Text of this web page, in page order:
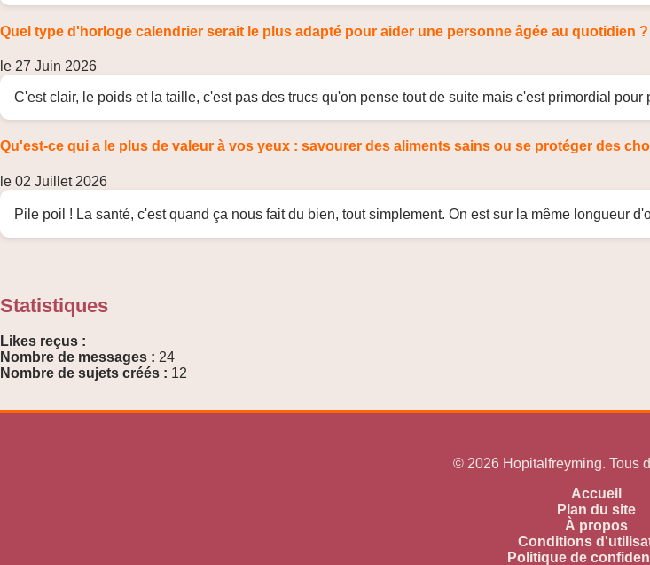
Quel type d'horloge calendrier serait le plus adapté pour aider une personne âgée au quotidien ?
le 27 Juin 2026
C'est clair, le poids et la taille, c'est pas des trucs qu'on pense tout de suite mais c'est primordial
Qu'est-ce qui a le plus de valeur à vos yeux : savourer des aliments sains ou se protéger des
le 02 Juillet 2026
Pile poil ! La santé, c'est quand ça nous fait du bien, tout simplement. On est sur la même longueur
Statistiques
Likes reçus :
Nombre de messages : 24
Nombre de sujets créés : 12
© 2026 Hopitalfreyming. Tous
Accueil
Plan du site
À propos
Conditions
Politique de